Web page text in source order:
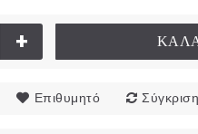
+
Επιθυμητό Σύγκριση